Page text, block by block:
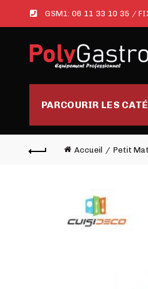
GSM1:06 11 33 10 35 /
PARCOURIR LES
Accueil Petit